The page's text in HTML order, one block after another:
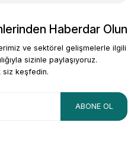
Haberdar Olun
ve sektörel gelişmelerle ilgili
sizinle paylaşıyoruz.
siz keşfedin.
ABONE OL